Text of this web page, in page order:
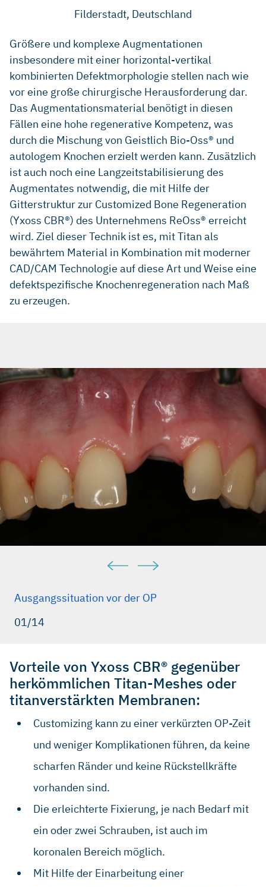
Filderstadt, Deutschland
Größere und komplexe Augmentationen
insbesondere mit einer horizontal-vertikal
kombinierten Defektmorphologie stellen nach wie
vor eine große chirurgische Herausforderung dar.
Das Augmentationsmaterial benötigt in diesen
Fällen eine hohe regenerative Kompetenz, was
durch die Mischung von Geistlich Bio-Oss® und
autologem Knochen erzielt werden kann. Zusätzlich
ist auch noch eine Langzeitstabilisierung des
Augmentates notwendig, die mit Hilfe der
Gitterstruktur zur Customized Bone Regeneration
(Yxoss CBR®) des Unternehmens ReOss® erreicht
wird. Ziel dieser Technik ist es, mit Titan als
bewährtem Material in Kombination mit moderner
CAD/CAM Technologie auf diese Art und Weise eine
defektspezifische Knochenregeneration nach Maß
zu erzeugen.
Ausgangssituation vor der OP
01/14
Vorteile von Yxoss CBR® gegenüber
herkömmlichen Titan-Meshes oder
titanverstärkten Membranen:
Customizing kann zu einer verkürzten OP-Zeit
und weniger Komplikationen führen, da keine
scharfen Ränder und keine Rückstellkräfte
vorhanden sind.
Die erleichterte Fixierung, je nach Bedarf mit
ein oder zwei Schrauben, ist auch im
koronalen Bereich möglich.
Mit Hilfe der Einarbeitung einer